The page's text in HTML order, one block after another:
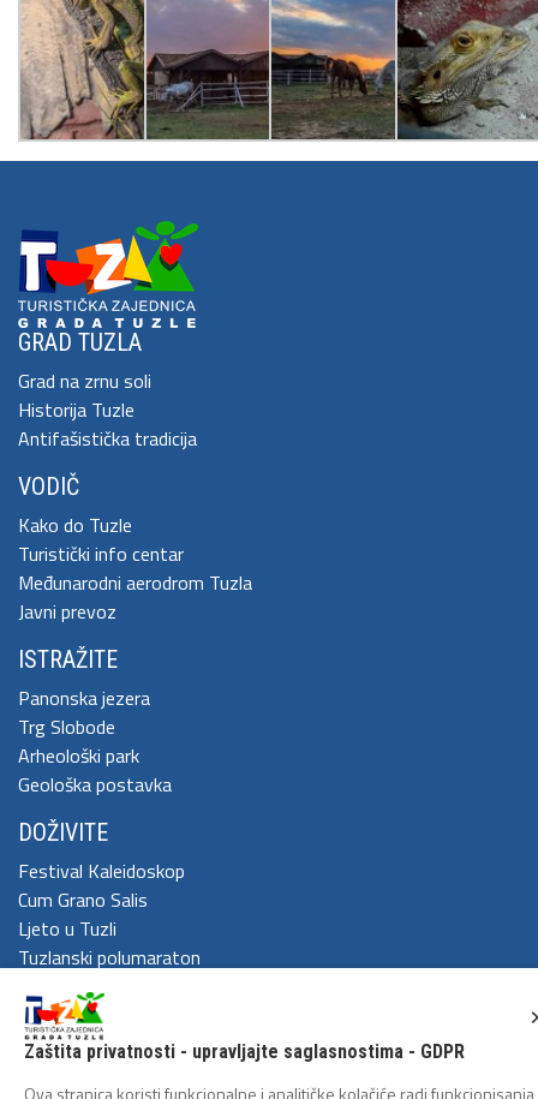
GRAD TUZLA
Grad na zrnu soli
Historija Tuzle
Antifašistička tradicija
VODIČ
Kako do Tuzle
Turistički info centar
Međunarodni aerodrom Tuzla
Javni prevoz
ISTRAŽITE
Panonska jezera
Trg Slobode
Arheološki park
Geološka postavka
DOŽIVITE
Festival Kaleidoskop
Cum Grano Salis
Ljeto u Tuzli
Tuzlanski polumaraton
Tuzlanska biciklijada
ZAŠTITA LIČNIH PODATAKA
Zaštita privatnosti - upravljajte saglasnostima - GDPR
Ova stranica koristi funkcionalne i analitičke kolačiće radi funkcionisanja